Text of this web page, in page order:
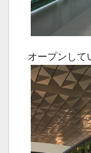
オープンして